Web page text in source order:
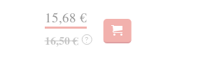
15,68 €
16,50 € ?